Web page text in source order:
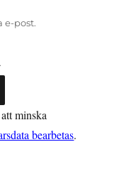
e-post.
minska
bearbetas.